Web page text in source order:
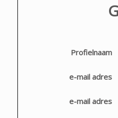
Profielnaam
e-mail adres
e-mail adres